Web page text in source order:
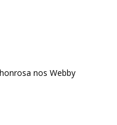
nos Webby